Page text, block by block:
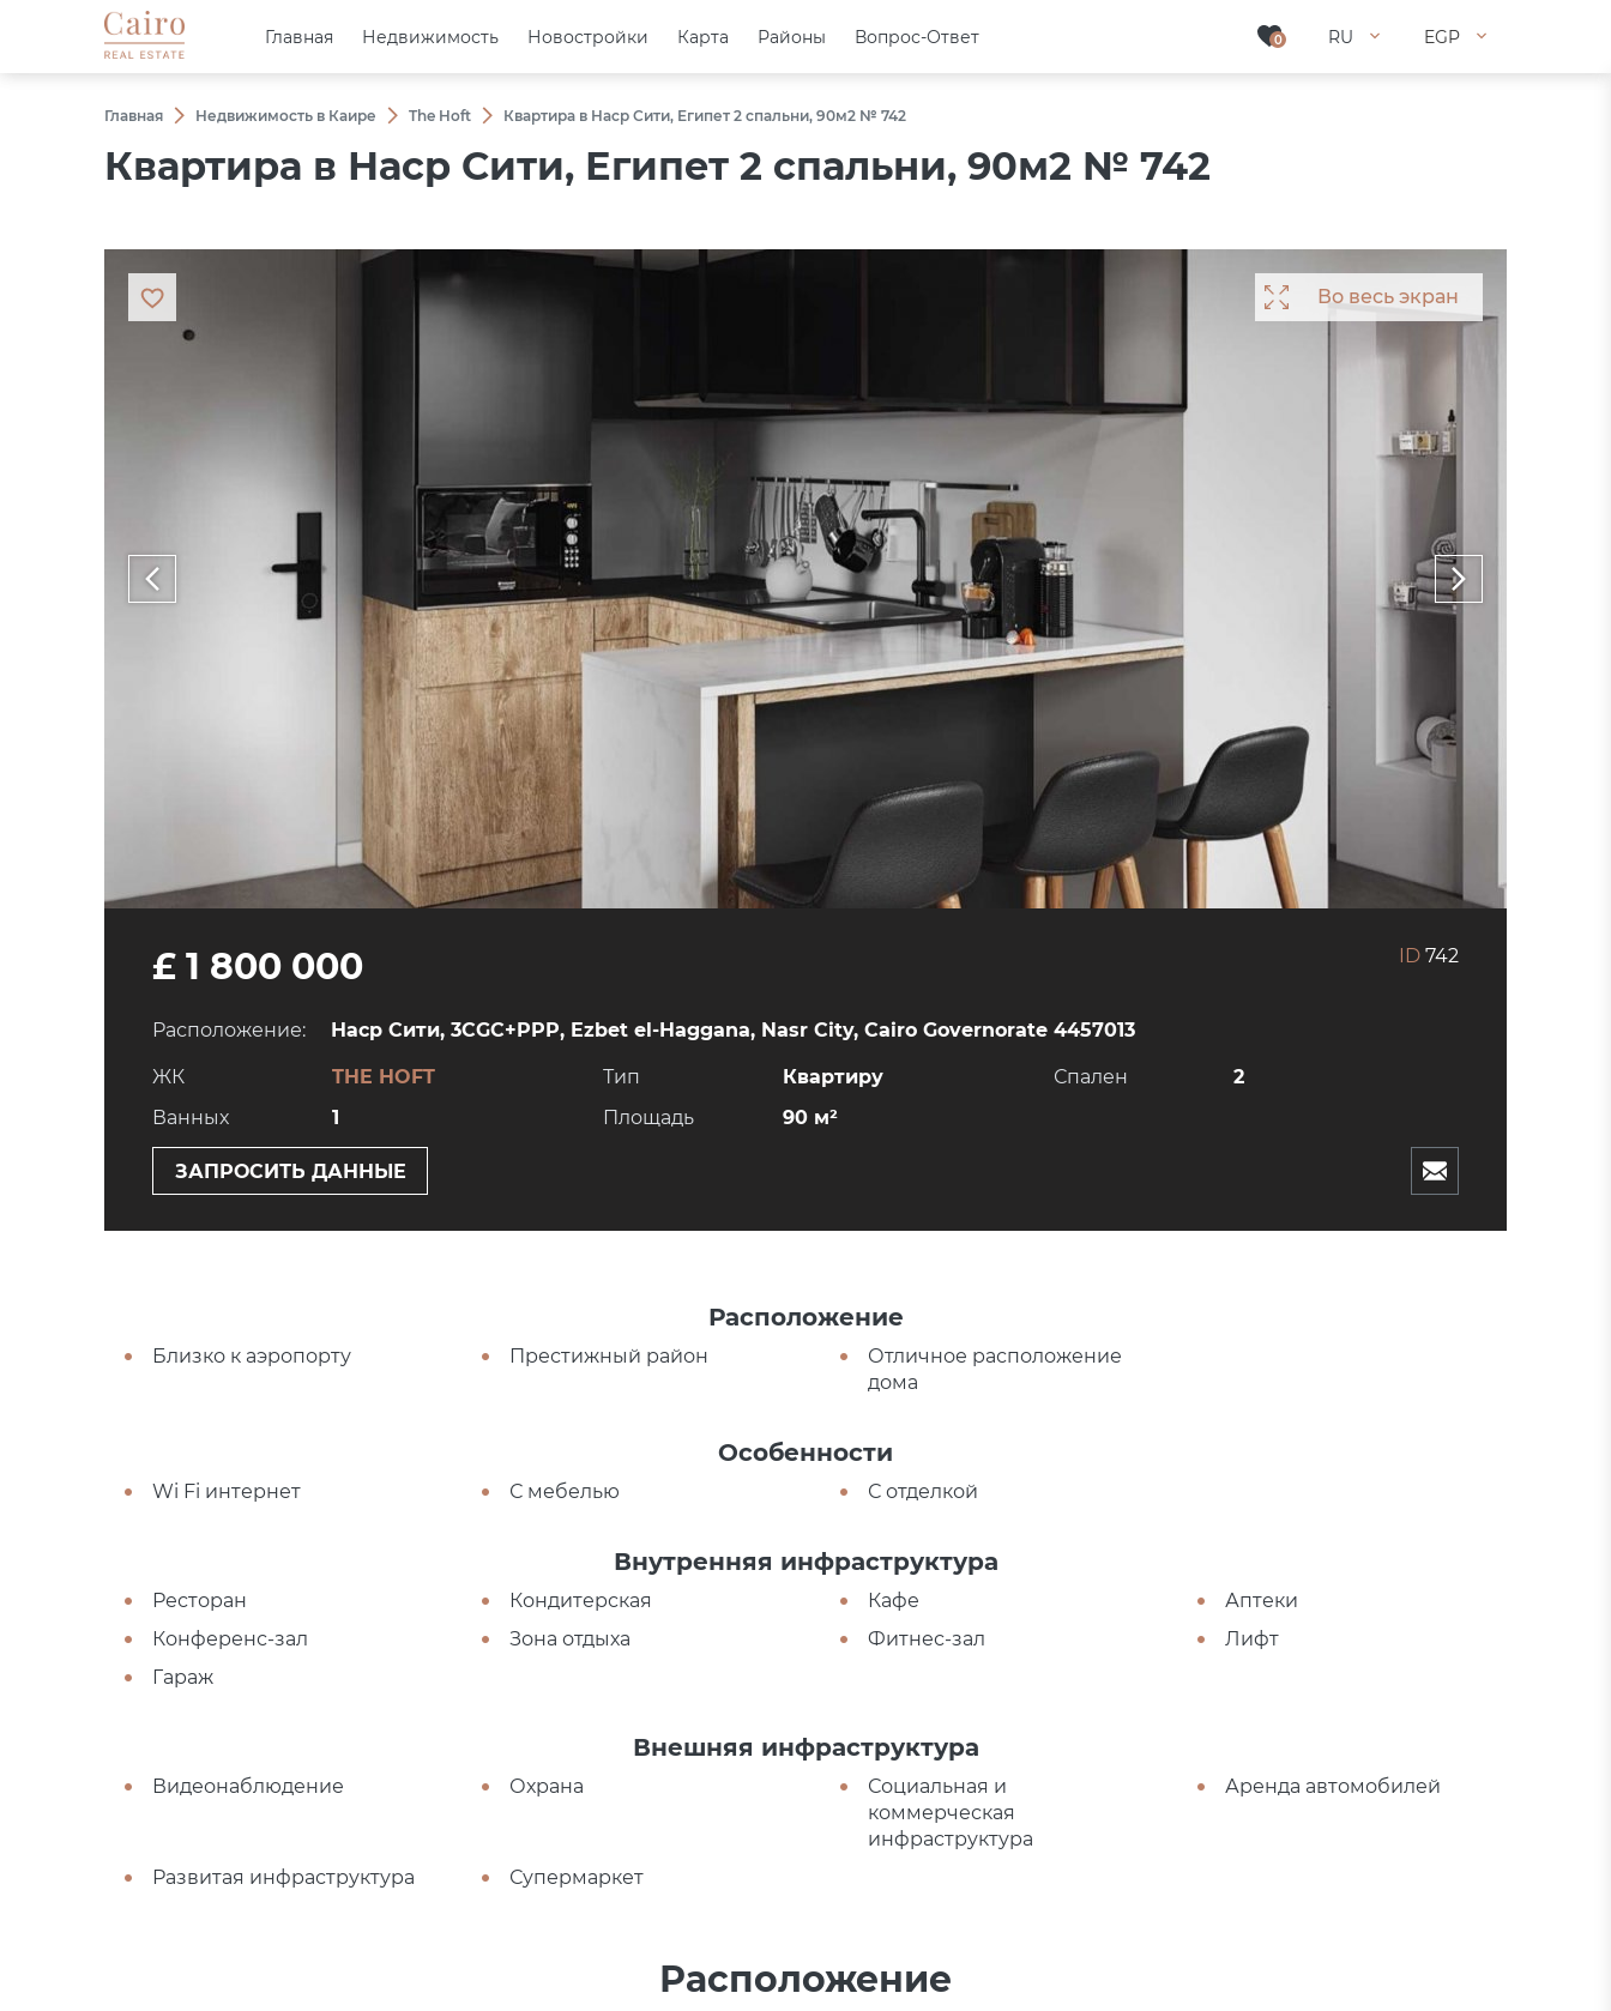
0 RU EGP
Главная Недвижимость Новостройки Карта Районы Вопрос-Ответ 0 RU EGP
Главная Недвижимость Новостройки Карта Районы Вопрос-Ответ
Главная Недвижимость в Каире The Hoft Квартира в Наср Сити, Египет 2 спальни, 90м2 № 742
Квартира в Наср Сити, Египет 2 спальни, 90м2 № 742
Во весь экран
£ 1 800 000 ID 742
Расположение: Наср Сити, 3CGC+PPP, Ezbet el-Haggana, Nasr City, Cairo Governorate 4457013
ЖК THE HOFT Тип Квартиру Спален
2
Ванных
1 Площадь 90 м²
ЗАПРОСИТЬ ДАННЫЕ
Расположение
Близко к аэропорту Престижный район
Отличное расположение
дома
Особенности
Wi Fi интернет С мебелью С отделкой
Внутренняя инфраструктура
Ресторан Кондитерская Кафе
Аптеки
Конференс-зал
Зона отдыха Фитнес-зал
Лифт
Гараж
Внешняя инфраструктура
Видеонаблюдение Охрана
Социальная и
коммерческая
инфраструктура
Аренда автомобилей
Развитая инфраструктура Супермаркет
Расположение